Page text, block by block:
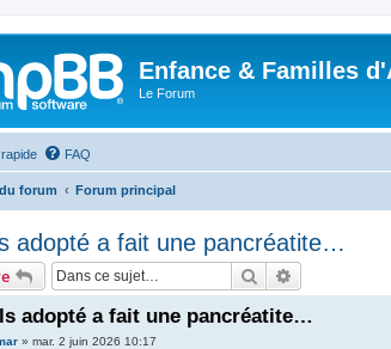
Enfance & Familles
Le Forum
FAQ
forum Forum principal
adopté a fait une pancréatite…
Rechercher
adopté a fait une pancréatite…
» mar. 2 juin 2026 10:17